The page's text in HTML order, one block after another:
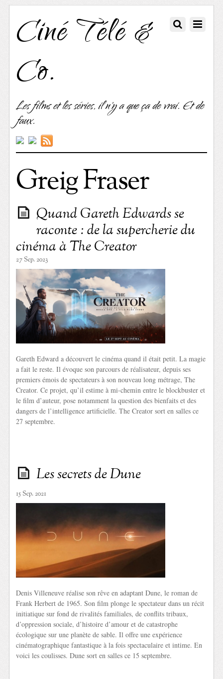
Ciné Télé &
Co.
Les films et les séries, il n'y a que ça de vrai. Et de
faux.
Greig Fraser
Quand Gareth Edwards se
raconte : de la supercherie du
cinéma à The Creator
27 Sep. 2023
Gareth Edward a découvert le cinéma quand il était petit. La magie
a fait le reste. Il évoque son parcours de réalisateur, depuis ses
premiers émois de spectateurs à son nouveau long métrage, The
Creator. Ce projet, qu’il estime à mi-chemin entre le blockbuster et
le film d’auteur, pose notamment la question des bienfaits et des
dangers de l’intelligence artificielle. The Creator sort en salles ce
27 septembre.
Les secrets de Dune
15 Sep. 2021
Denis Villeneuve réalise son rêve en adaptant Dune, le roman de
Frank Herbert de 1965. Son film plonge le spectateur dans un récit
initiatique sur fond de rivalités familiales, de conflits tribaux,
d’oppression sociale, d’histoire d’amour et de catastrophe
écologique sur une planète de sable. Il offre une expérience
cinématographique fantastique à la fois spectaculaire et intime. En
voici les coulisses. Dune sort en salles ce 15 septembre.